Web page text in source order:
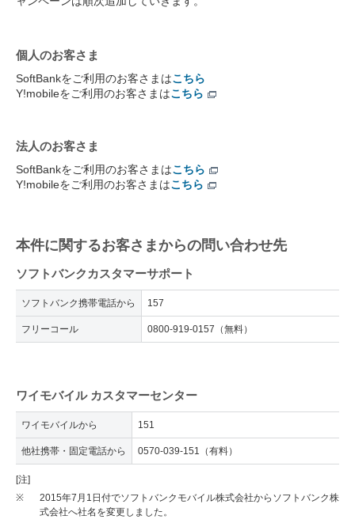
個人のお客さま
SoftBankをご利用のお客さまはこちら
Y!mobileをご利用のお客さまはこちら
法人のお客さま
SoftBankをご利用のお客さまはこちら
Y!mobileをご利用のお客さまはこちら
本件に関するお客さまからの問い合わせ先
ソフトバンクカスタマーサポート
ソフトバンク携帯電話から 157
フリーコール 0800-919-0157（無料）
ワイモバイル カスタマーセンター
ワイモバイルから 151
他社携帯・固定電話から 0570-039-151（有料）
[注]
※
2015年7月1日付でソフトバンクモバイル株式会社からソフトバンク株
式会社へ社名を変更しました。